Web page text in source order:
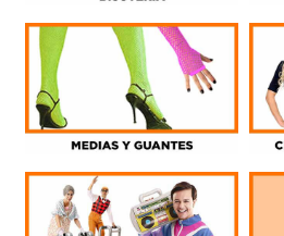
MI CUENTA